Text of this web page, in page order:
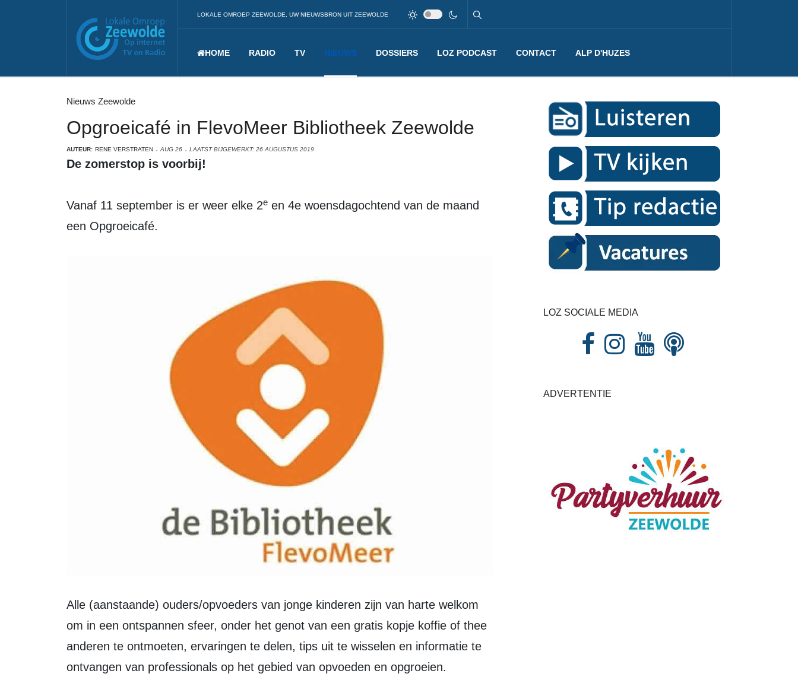
LOKALE OMROEP ZEEWOLDE, UW NIEUWSBRON UIT ZEEWOLDE
HOME RADIO TV NIEUWS DOSSIERS LOZ PODCAST CONTACT ALP D'HUZES
Nieuws Zeewolde
Opgroeicafé in FlevoMeer Bibliotheek Zeewolde
AUTEUR: RENE VERSTRATEN AUG 26 LAATST BIJGEWERKT: 26 AUGUSTUS 2019
De zomerstop is voorbij!
Vanaf 11 september is er weer elke 2e en 4e woensdagochtend van de maand
een Opgroeicafé.
Alle (aanstaande) ouders/opvoeders van jonge kinderen zijn van harte welkom
om in een ontspannen sfeer, onder het genot van een gratis kopje koffie of thee
anderen te ontmoeten, ervaringen te delen, tips uit te wisselen en informatie te
ontvangen van professionals op het gebied van opvoeden en opgroeien.
LOZ SOCIALE MEDIA
ADVERTENTIE